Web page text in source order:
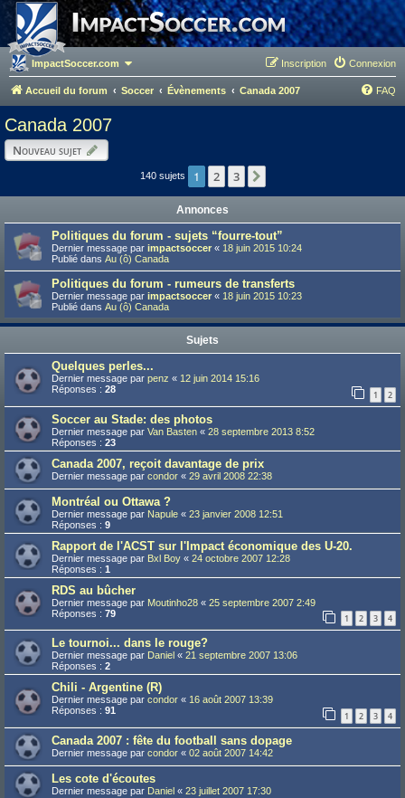
ImpactSoccer.com Connexion
Inscription
Accueil du forum Soccer Évènements Canada 2007 FAQ
Canada 2007
Nouveau sujet
140 sujets 1 2 3
Annonces
Politiques du forum - sujets “fourre-tout”
Dernier message par impactsoccer « 18 juin 2015 10:24
Publié dans Au (ô) Canada
Politiques du forum - rumeurs de transferts
Dernier message par impactsoccer « 18 juin 2015 10:23
Publié dans Au (ô) Canada
Sujets
Quelques perles...
Dernier message par penz « 12 juin 2014 15:16
Réponses : 28 1 2
Soccer au Stade: des photos
Dernier message par Van Basten « 28 septembre 2013 8:52
Réponses : 23
Canada 2007, reçoit davantage de prix
Dernier message par condor « 29 avril 2008 22:38
Montréal ou Ottawa ?
Dernier message par Napule « 23 janvier 2008 12:51
Réponses : 9
Rapport de l'ACST sur l'Impact économique des U-20.
Dernier message par Bxl Boy « 24 octobre 2007 12:28
Réponses : 1
RDS au bûcher
Dernier message par Moutinho28 « 25 septembre 2007 2:49
Réponses : 79 1 2 3 4
Le tournoi... dans le rouge?
Dernier message par Daniel « 21 septembre 2007 13:06
Réponses : 2
Chili - Argentine (R)
Dernier message par condor « 16 août 2007 13:39
Réponses : 91 1 2 3 4
Canada 2007 : fête du football sans dopage
Dernier message par condor « 02 août 2007 14:42
Les cote d'écoutes
Dernier message par Daniel « 23 juillet 2007 17:30